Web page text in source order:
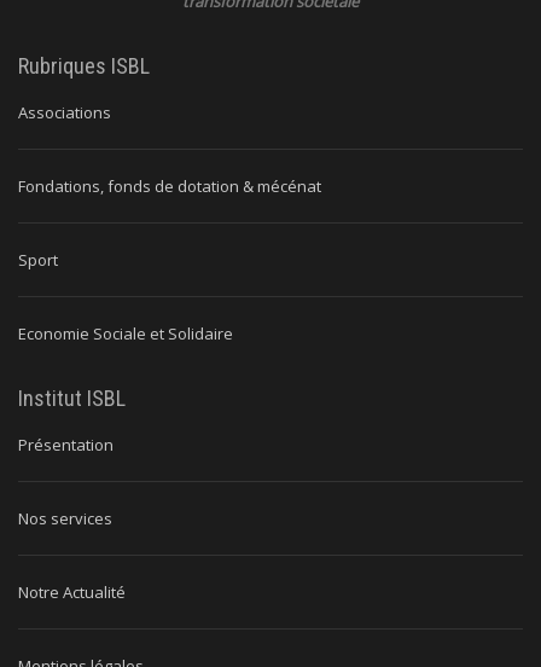
Rubriques ISBL
Associations
Fondations, fonds de dotation & mécénat
Sport
Economie Sociale et Solidaire
Institut ISBL
Présentation
Nos services
Notre Actualité